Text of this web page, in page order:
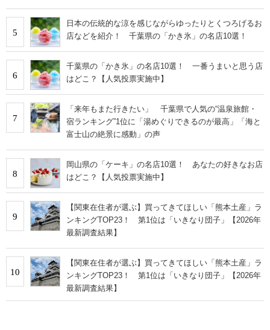
5
日本の伝統的な涼を感じながらゆったりとくつろげるお
店などを紹介！ 千葉県の「かき氷」の名店10選！
6
千葉県の「かき氷」の名店10選！ 一番うまいと思う店
はどこ？【人気投票実施中】
7
「来年もまた行きたい」 千葉県で人気の“温泉旅館・
宿ランキング”1位に「湯めぐりできるのが最高」「海と
富士山の絶景に感動」の声
8
岡山県の「ケーキ」の名店10選！ あなたの好きなお店
はどこ？【人気投票実施中】
9
【関東在住者が選ぶ】買ってきてほしい「熊本土産」ラ
ンキングTOP23！ 第1位は「いきなり団子」【2026年
最新調査結果】
10
【関東在住者が選ぶ】買ってきてほしい「熊本土産」ラ
ンキングTOP23！ 第1位は「いきなり団子」【2026年
最新調査結果】